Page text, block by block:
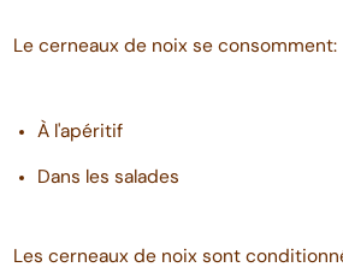
Le cerneaux de noix se consomment:
À l'apéritif
Dans les salades
Les cerneaux de noix sont